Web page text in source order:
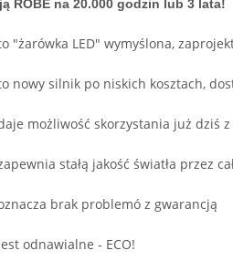
ROBE na 20.000 godzin lub 3 lata!
"żarówka LED" wymyślona,
nowy silnik po niskich kosztach,
możliwość skorzystania już dziś
stałą jakość światła przez
brak problemó z gwarancją
odnawialne - ECO!